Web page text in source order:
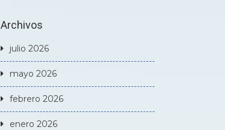
Archivos
julio 2026
mayo 2026
febrero 2026
enero 2026